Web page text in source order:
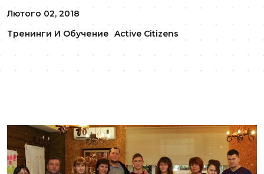
Лютого 02, 2018
Тренинги И Обучение Active Citizens